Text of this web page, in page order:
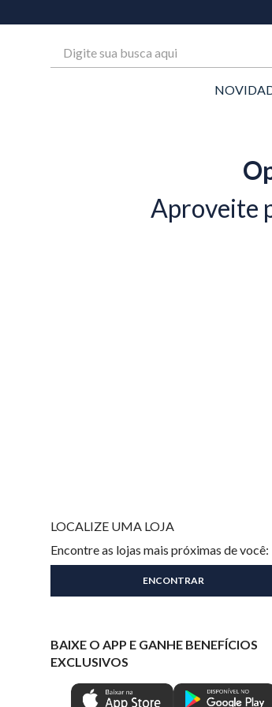
Aproveite
LOCALIZE UMA LOJA
Encontre as lojas mais próximas de você:
BAIXE O APP E GANHE BENEFÍCIOS
EXCLUSIVOS